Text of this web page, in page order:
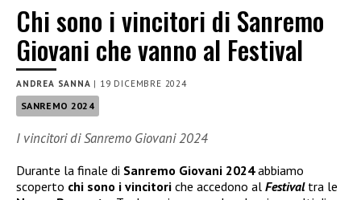
Chi sono i vincitori di Sanremo
Giovani che vanno al Festival
ANDREA SANNA | 19 DICEMBRE 2024
SANREMO 2024
I vincitori di Sanremo Giovani 2024
Durante la finale di Sanremo Giovani 2024abbiamo
scoperto chi sono i vincitori che accedono al Festival tra le